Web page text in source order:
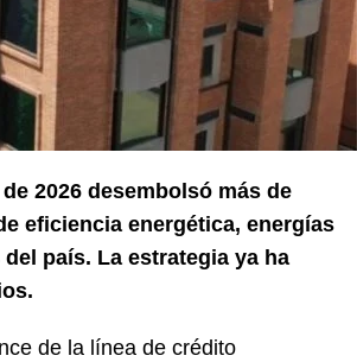
2026 desembolsó más de
eficiencia energética, energías
país. La estrategia ya ha
de la línea de crédito